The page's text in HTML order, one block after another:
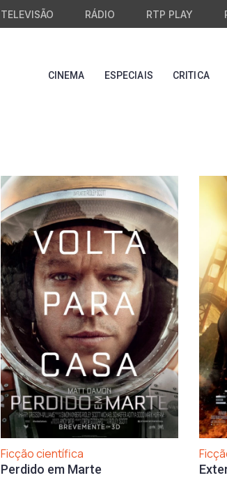
TELEVISÃO RÁDIO RTP PLAY
CINEMA ESPECIAIS CRITICA
Ficção científica
Perdido em Marte